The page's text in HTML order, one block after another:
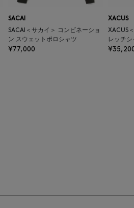
SACAI
SACAI＜サカイ＞ コンビネーショ
ン スウェットポロシャツ
¥77,000
XACUS
XACUS
レッチシ